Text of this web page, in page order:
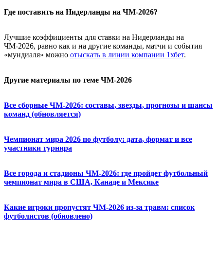
Где поставить на Нидерланды на ЧМ-2026?
Лучшие коэффициенты для ставки на Нидерланды на
ЧМ-2026, равно как и на другие команды, матчи и события
«мундиаля» можно отыскать в линии компании 1хбет.
Другие материалы по теме ЧМ-2026
Все сборные ЧМ-2026: составы, звезды, прогнозы и шансы
команд (обновляется)
Чемпионат мира 2026 по футболу: дата, формат и все
участники турнира
Все города и стадионы ЧМ-2026: где пройдет футбольный
чемпионат мира в США, Канаде и Мексике
Какие игроки пропустят ЧМ-2026 из-за травм: список
футболистов (обновлено)